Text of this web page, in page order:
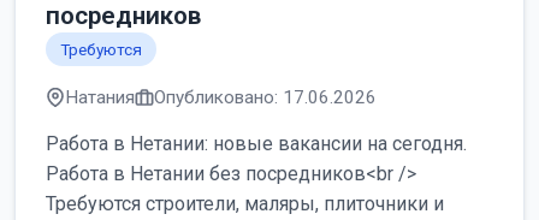
посредников
Требуются
Натания Опубликовано: 17.06.2026
Работа в Нетании: новые вакансии на сегодня.
Работа в Нетании без посредников<br />
Требуются строители, маляры, плиточники и